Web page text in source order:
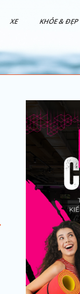
XE KHỎE & ĐẸP